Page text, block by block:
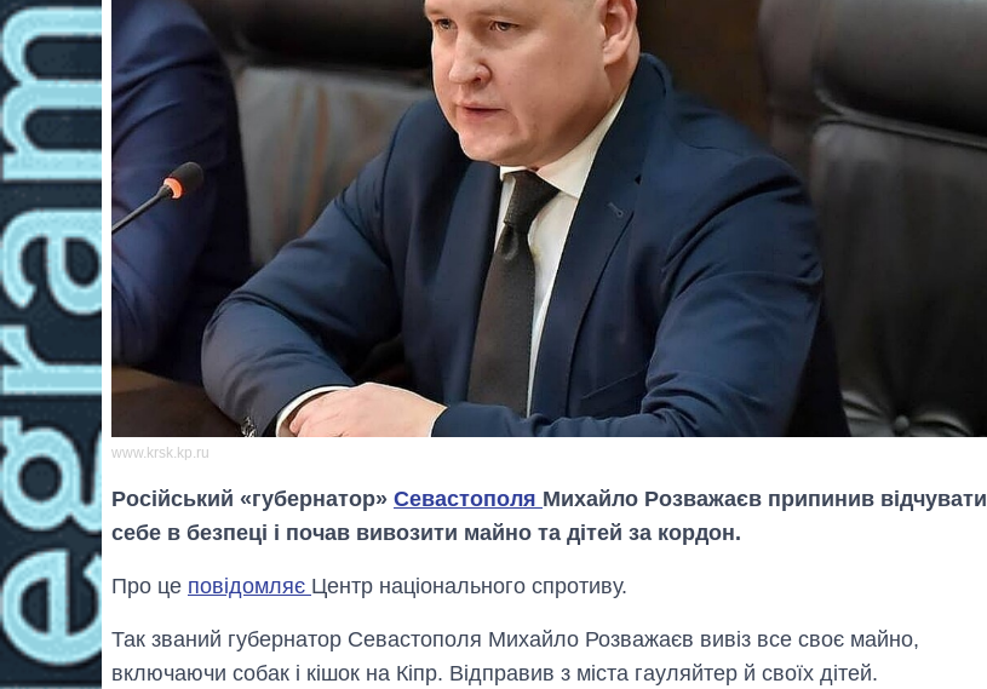
www.krsk.kp.ru
Російський «губернатор» Севастополя Михайло Розважаєв припинив відчувати
себе в безпеці і почав вивозити майно та дітей за кордон.
Про це повідомляє Центр національного спротиву.
Так званий губернатор Севастополя Михайло Розважаєв вивіз все своє майно,
включаючи собак і кішок на Кіпр. Відправив з міста гауляйтер й своїх дітей.